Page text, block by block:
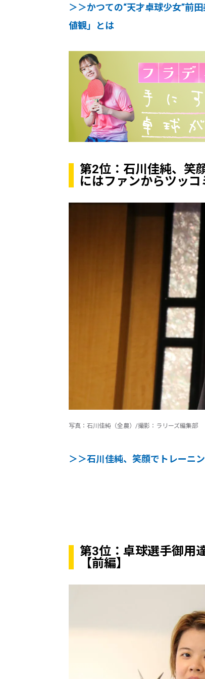
＞＞かつての“天才卓球少女”前
値観」とは
第2位：石川佳純、笑
にはファンからツッコ
写真：石川佳純（全農）/撮影：ラリーズ編集部
＞＞石川佳純、笑顔でトレーニ
第3位：卓球選手御用
【前編】